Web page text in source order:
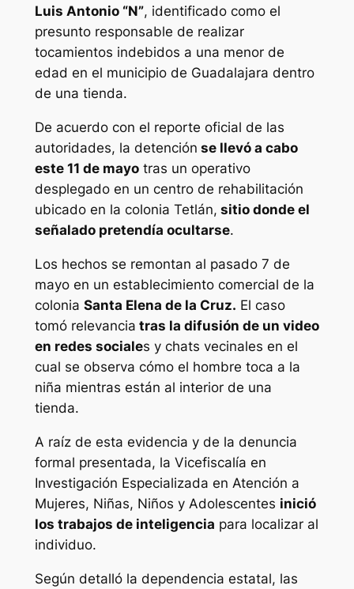
Luis Antonio “N”, identificado como el
presunto responsable de realizar
tocamientos indebidos a una menor de
edad en el municipio de Guadalajara dentro
de una tienda.
De acuerdo con el reporte oficial de las
autoridades, la detención se llevó a cabo
este 11 de mayotras un operativo
desplegado en un centro de rehabilitación
ubicado en la colonia Tetlán, sitio donde el
señalado pretendía ocultarse.
Los hechos se remontan al pasado 7 de
mayo en un establecimiento comercial de la
colonia Santa Elena de la Cruz. El caso
tomó relevancia tras la difusión de un video
en redes sociales y chats vecinales en el
cual se observa cómo el hombre toca a la
niña mientras están al interior de una
tienda.
A raíz de esta evidencia y de la denuncia
formal presentada, la Vicefiscalía en
Investigación Especializada en Atención a
Mujeres, Niñas, Niños y Adolescentes inició
los trabajos de inteligencia para localizar al
individuo.
Según detalló la dependencia estatal, las